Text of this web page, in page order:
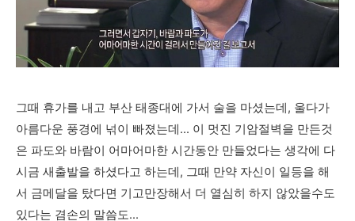
그때 휴가를 내고 부산 태종대에 가서 술을 마셨는데, 울다가
아름다운 풍경에 넊이 빠졌는데... 이 멋진 기암절벽을 만든것
은 파도와 바람이 어마어마한 시간동안 만들었다는 생각에 다
시금 새출발을 하셨다고 하는데, 그때 만약 자신이 일등을 해
서 금메달을 탔다면 기고만장해서 더 열심히 하지 않았을수도
있다는 겸손의 말씀도...